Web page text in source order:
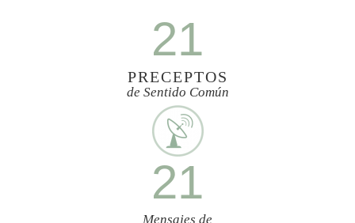
21
PRECEPTOS
de Sentido Común
21
Mensajes de